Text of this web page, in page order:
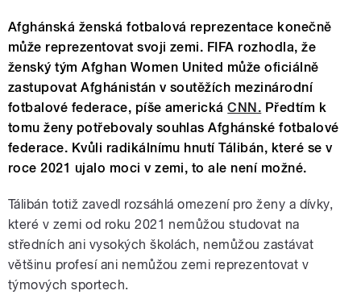
Afghánská ženská fotbalová reprezentace konečně
může reprezentovat svoji zemi. FIFA rozhodla, že
ženský tým Afghan Women United může oficiálně
zastupovat Afghánistán v soutěžích mezinárodní
fotbalové federace, píše americkáCNN. Předtím k
tomu ženy potřebovaly souhlas Afghánské fotbalové
federace. Kvůli radikálnímu hnutí Tálibán, které se v
roce 2021 ujalo moci v zemi, to ale není možné.
Tálibán totiž zavedl rozsáhlá omezení pro ženy a dívky,
které v zemi od roku 2021 nemůžou studovat na
středních ani vysokých školách, nemůžou zastávat
většinu profesí ani nemůžou zemi reprezentovat v
týmových sportech.